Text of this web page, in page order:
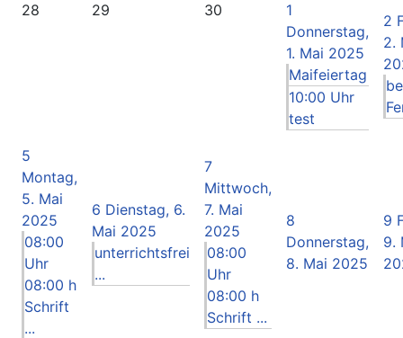
28
29 30
1
Donnerstag,
1. Mai 2025
Maifeiertag
10:00 Uhr
test
2
2.
5
Montag,
5. Mai
2025
08:00
Uhr
08:00 h
Schrift
...
6 Dienstag, 6.
Mai 2025
unterrichtsfrei
...
7
Mittwoch,
7. Mai
2025
08:00
Uhr
08:00 h
Schrift ...
8
Donnerstag,
8. Mai 2025
9
9.